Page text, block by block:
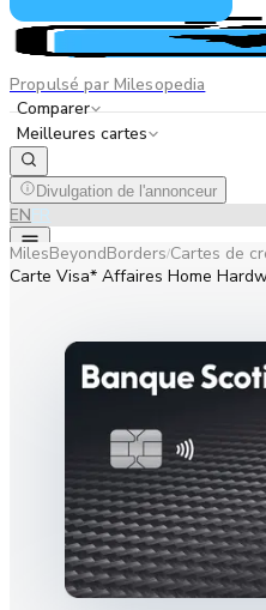
Propulsé par Milesopedia
Comparer
Meilleures cartes
Divulgation de l'annonceur
ENFR
MilesBeyondBorders/Cartes de
Carte Visa* Affaires Home